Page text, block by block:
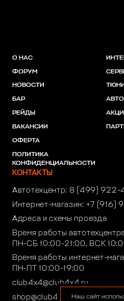
О НАС
ФОРУМ
НОВОСТИ
БАР
РЕЙДЫ
ВАКАНСИИ
ОФЕРТА
ПОЛИТИКА
КОНФИДЕНЦИАЛЬНОСТИ
КОНТАКТЫ
Автотехцентр: 8 (499) 922-
Интернет-магазин: +7 (916)
Адреса и схемы проезда
Время работы
ПН-СБ 10:00-21:00, ВСК
Время работы интернет-
ПН-ПТ 10:00-19:00
club4x4@club4x4.ru
shop@club4x4.ruНаш сайт